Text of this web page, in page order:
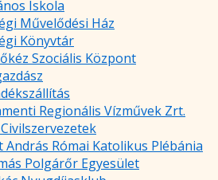
Iskola
Művelődési Ház
Könyvtár
Szociális Központ
Regionális Vízművek Zrt.
András Római Katolikus Plébánia
Polgárőr Egyesület